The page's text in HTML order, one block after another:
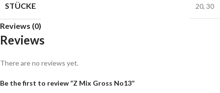
STÜCKE 20, 30
Reviews (0)
Reviews
There are no reviews yet.
Be the first to review “Z Mix Gross No13”